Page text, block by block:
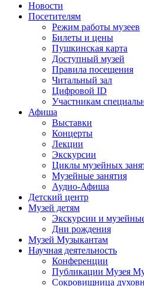
Новости
Посетителям
Режим работы музеев
Билеты и цены
Пушкинская карта
Доступный музей
Правила посещения
Читальный зал
Цифровой ID
Участникам
Афиша
Выставки
Концерты
Лекции
Экскурсии
Циклы музейных
Музейные занятия
Аудио-Афиша
Детский центр
Музей детям
Экскурсии и
Дни рождения
Музей Музыкантам
Научная деятельность
Конференции
Публикации Музея
Сокровищница